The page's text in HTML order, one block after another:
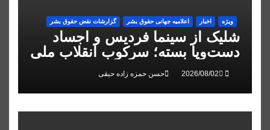
ویژه اخبار اعلاميه جهانی حقوق بشر گزارشات نقض حقوق بشر
شلیک از سینما فردیس و اجساد
دست‌وپا بسته؛ سرکوب انقلاب ملی
در البرز
حسن حمزه زاده حیقی